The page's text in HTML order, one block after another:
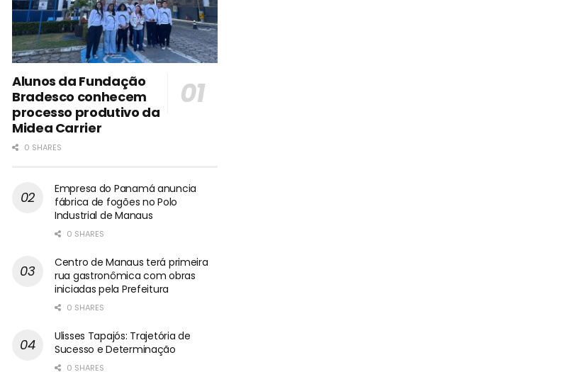
Alunos da Fundação
Bradesco conhecem
processo produtivo da
Midea Carrier
0 SHARES
Empresa do Panamá anuncia
fábrica de fogões no Polo
Industrial de Manaus
0 SHARES
Centro de Manaus terá primeira
rua gastronômica com obras
iniciadas pela Prefeitura
0 SHARES
Ulisses Tapajós: Trajetória de
Sucesso e Determinação
0 SHARES